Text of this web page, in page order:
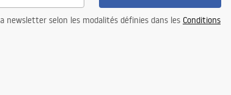
newsletter selon les modalités définies dans les Conditions